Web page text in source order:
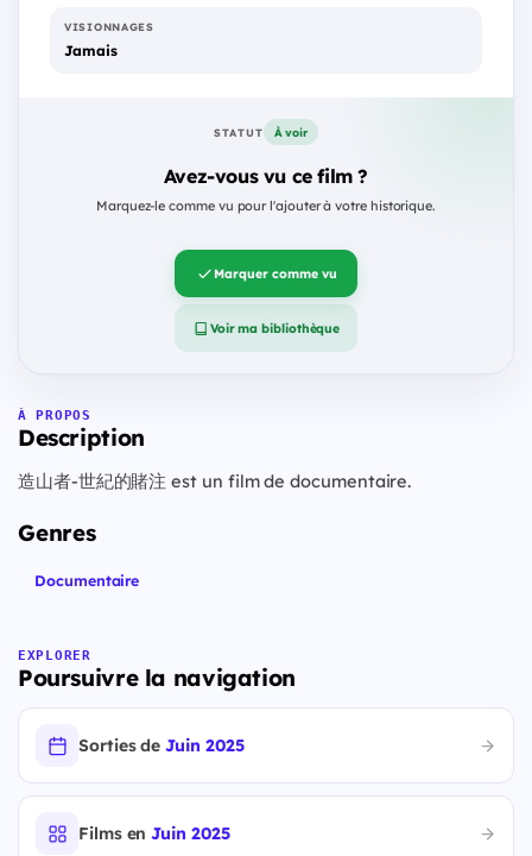
VISIONNAGES
Jamais
STATUT À voir
Avez-vous vu ce film ?
Marquez-le comme vu pour l'ajouter à votre historique.
Marquer comme vu
Voir ma bibliothèque
À PROPOS
Description
造山者-世紀的賭注 est un film de documentaire.
Genres
Documentaire
EXPLORER
Poursuivre la navigation
Sorties deJuin 2025
Films enJuin 2025